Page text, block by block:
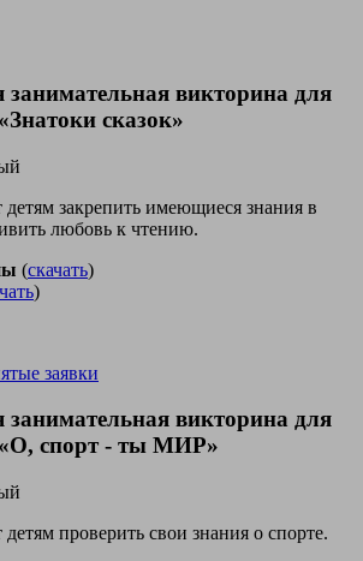
викторина для
сказок»
закрепить имеющиеся знания в
любовь к чтению.
(скачать)
)
заявки
викторина для
спорт - ты МИР»
проверить свои знания о спорте.